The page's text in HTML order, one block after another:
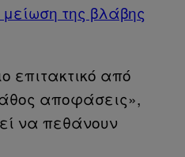
της βλάβης
επιτακτικό από
αποφάσεις»,
να πεθάνουν